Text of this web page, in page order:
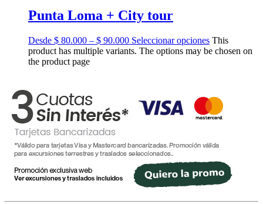
Punta Loma + City tour
Desde $ 80.000 – $ 90.000 Seleccionar opciones This
product has multiple variants. The options may be chosen on
the product page